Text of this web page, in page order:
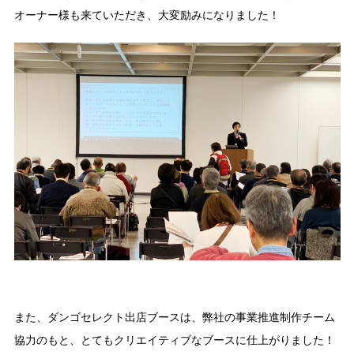
オーナー様も来ていただき、大変励みになりました！
また、ダンゴセレクト出店ブースは、弊社の事業推進制作チーム
協力のもと、とてもクリエイティブなブースに仕上がりました！